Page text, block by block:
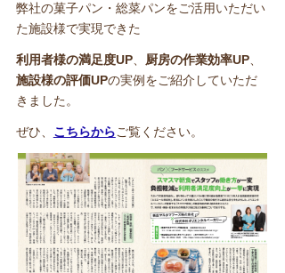
弊社の菓子パン・総菜パンをご活用いただい
た施設様で実現できた
利用者様の満足度UP、 厨房の作業効率UP、
施設様の評価UPの実例をご紹介していただ
きました。
ぜひ、 こちらからご覧ください。